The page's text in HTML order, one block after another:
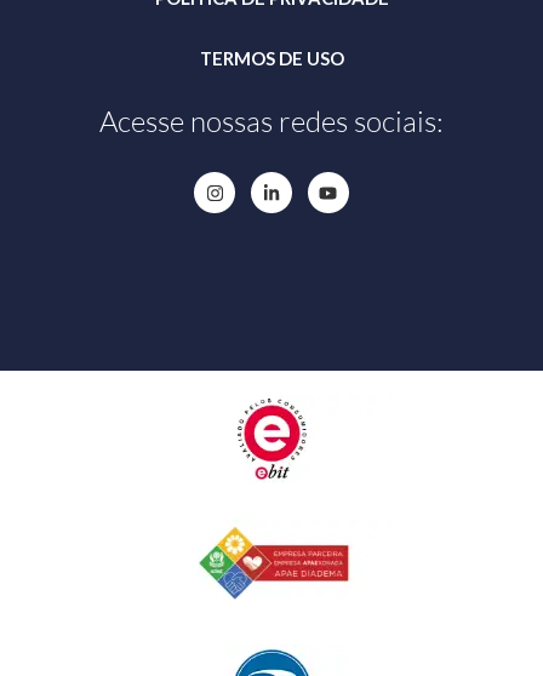
TERMOS DE USO
Acesse nossas redes sociais: